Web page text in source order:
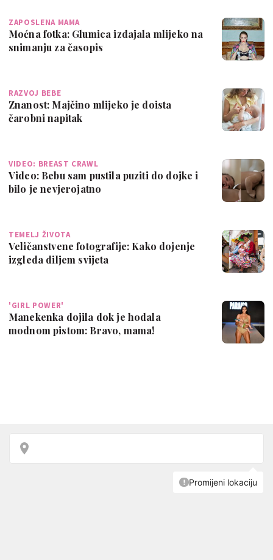
ZAPOSLENA MAMA
Moćna fotka: Glumica izdajala mlijeko na
snimanju za časopis
RAZVOJ BEBE
Znanost: Majčino mlijeko je doista
čarobni napitak
VIDEO: BREAST CRAWL
Video: Bebu sam pustila puziti do dojke i
bilo je nevjerojatno
TEMELJ ŽIVOTA
Veličanstvene fotografije: Kako dojenje
izgleda diljem svijeta
'GIRL POWER'
Manekenka dojila dok je hodala
modnom pistom: Bravo, mama!